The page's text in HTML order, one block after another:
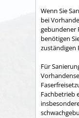
Wenn Sie
bei
gebundener
benötigen
zuständigen
Für
Fachbetrieb